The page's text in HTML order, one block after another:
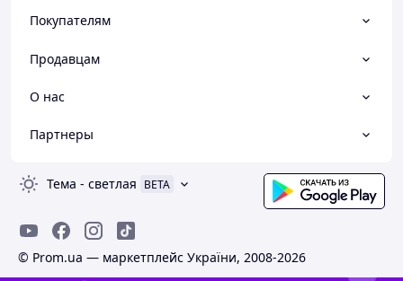
Покупателям
Продавцам
О нас
Партнеры
Тема - светлая BETA
© Prom.ua — маркетплейс України, 2008-2026